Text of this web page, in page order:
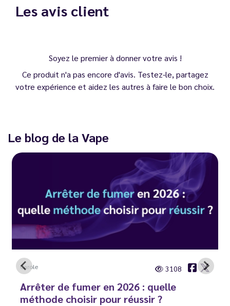
Les avis client
Soyez le premier à donner votre avis !
Ce produit n'a pas encore d'avis. Testez-le, partagez
votre expérience et aidez les autres à faire le bon choix.
Le blog de la Vape
Carole 3108
Arrêter de fumer en 2026 : quelle
méthode choisir pour réussir ?